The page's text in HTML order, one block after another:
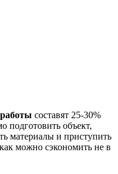
составят 25-30%
подготовить объект,
материалы и приступить
можно сэкономить не в